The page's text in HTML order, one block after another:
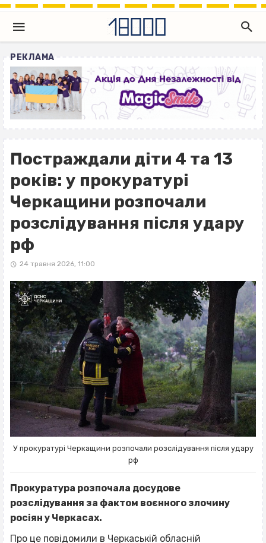
РЕКЛАМА
Постраждали діти 4 та 13
років: у прокуратурі
Черкащини розпочали
розслідування після удару
рф
24 травня 2026, 11:00
У прокуратурі Черкащини розпочали розслідування після удару
рф
Прокуратура розпочала досудове
розслідування за фактом воєнного злочину
росіян у Черкасах.
Про це повідомили в Черкаській обласній